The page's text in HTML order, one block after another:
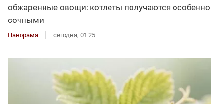
обжаренные овощи: котлеты получаются особенно
сочными
Панорама сегодня, 01:25